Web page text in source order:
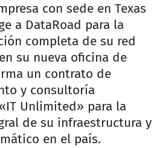
con sede en Texas
a DataRoad para la
completa de su red
su nueva oficina de
un contrato de
y consultoría
Unlimited» para la
de su infraestructura y
en el país.